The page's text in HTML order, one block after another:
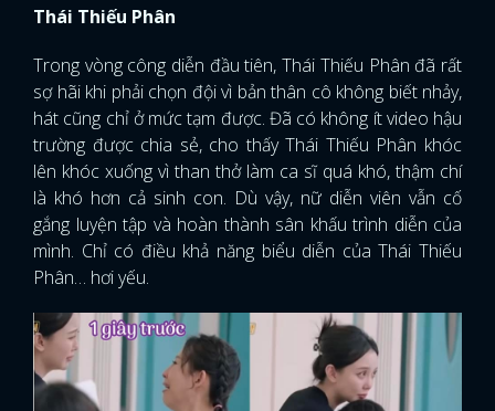
Thái Thiếu Phân
Trong vòng công diễn đầu tiên, Thái Thiếu Phân đã rất
sợ hãi khi phải chọn đội vì bản thân cô không biết nhảy,
hát cũng chỉ ở mức tạm được. Đã có không ít video hậu
trường được chia sẻ, cho thấy Thái Thiếu Phân khóc
lên khóc xuống vì than thở làm ca sĩ quá khó, thậm chí
là khó hơn cả sinh con. Dù vậy, nữ diễn viên vẫn cố
gắng luyện tập và hoàn thành sân khấu trình diễn của
mình. Chỉ có điều khả năng biểu diễn của Thái Thiếu
Phân… hơi yếu.